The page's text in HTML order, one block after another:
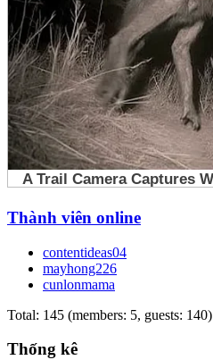
Thành viên online
contentideas04
mayhong226
cunlonmama
Total: 145 (members: 5, guests: 140)
Thống kê